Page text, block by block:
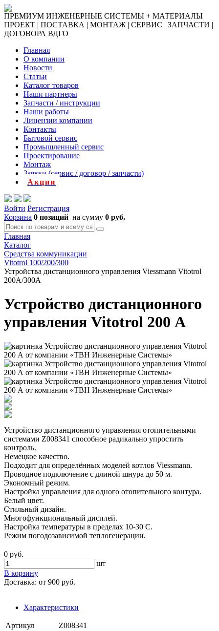
ПРЕМИУМ ИНЖЕНЕРНЫЕ СИСТЕМЫ + МАТЕРИАЛЫ
ПРОЕКТ | ПОСТАВКА | МОНТАЖ | СЕРВИС | ЗАПЧАСТИ |
ДОГОВОРА ВДГО
Главная
О компании
Новости
Статьи
Каталог товаров
Наши партнеры
Запчасти / инструкции
Наши работы
Лицензии компании
Контакты
Бытовой сервис
Промышленный сервис
Проектирование
Монтаж
Заявки (сервис / договор / запчасти)
Акции
Войти Регистрация
Корзина 0 позиций на сумму 0 руб.
Главная
Каталог
Средства коммуникации
Vitotrol 100/200/300
Устройства дистанционного управления Viessmann Vitotrol
200A/300A
Устройство дистанционного
управления Vitotrol 200 А
Устройство дистанционного управления отопительными
системами Z008341 способное радикально упростить
контроль.
Немецкое качество.
Подходит для определённых моделей котлов Viessmann.
Проводное подключение с длиной шнура до 50 м.
Экономный режим.
Настройка управления для одного отопительного контура.
Белый цвет.
Стильный дизайн.
Многофункциональный дисплей.
Настройка температуры в пределах 10-30 С.
Режим погодозависимой теплогенерации.
0 руб.
шт
В корзину
Доставка: от 900 руб.
Характеристики
Артикул
Z008341